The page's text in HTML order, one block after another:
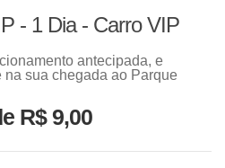
- 1 Dia - Carro VIP
antecipada, e
sua chegada ao Parque
R$ 9,00